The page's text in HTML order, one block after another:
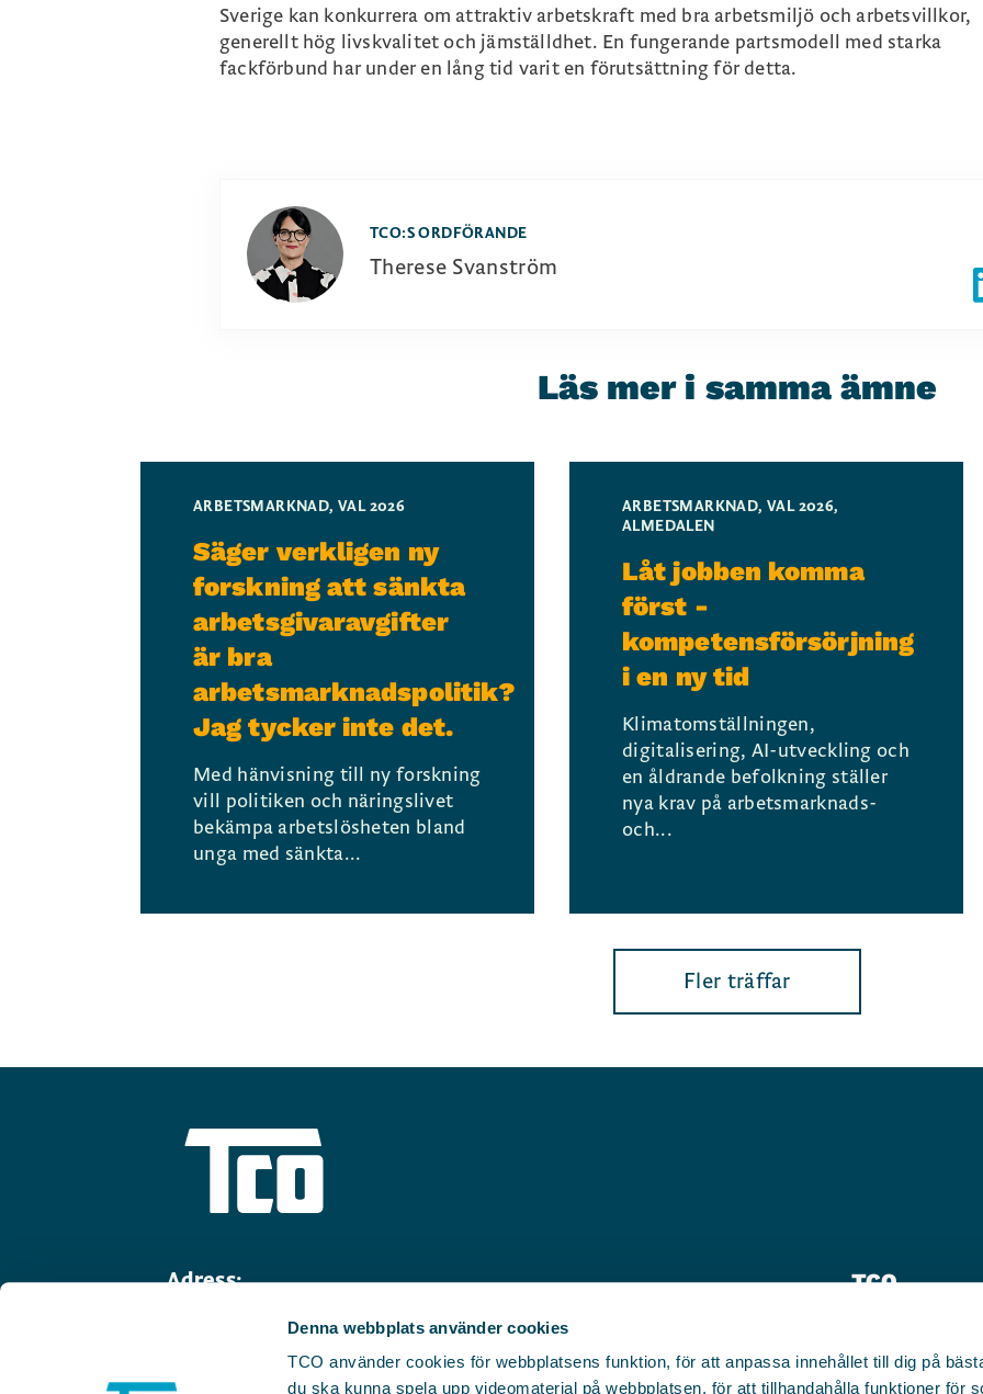
Denna webbplats använder cookies
TCO använder cookies för webbplatsens funktion, för att anpassa innehållet till dig på
du ska kunna spela upp videomaterial på webbplatsen, för att tillhandahålla funktioner för
Sverige kan konkurrera om attraktiv arbetskraft med bra arbetsmiljö och arbetsvillkor,
generellt hög livskvalitet och jämställdhet. En fungerande partsmodell med starka
fackförbund har under en lång tid varit en förutsättning för detta.
TCO:S ORDFÖRANDE
Therese Svanström
Läs mer i samma ämne
ARBETSMARKNAD,VAL 2026
Säger verkligen ny
forskning att sänkta
arbetsgivaravgifter
är bra
arbetsmarknadspolitik?
Jag tycker inte det.
Med hänvisning till ny forskning
vill politiken och näringslivet
bekämpa arbetslösheten bland
unga med sänkta...
ARBETSMARKNAD,VAL 2026,
ALMEDALEN
Låt jobben komma
först -
kompetensförsörjning
i en ny tid
Klimatomställningen,
digitalisering, AI-utveckling och
en åldrande befolkning ställer
nya krav på arbetsmarknads-
och...
Fler träffar
Adress:
114 47 Stockholm
Telefon:
08-782 91 00
TCO
Kontakt